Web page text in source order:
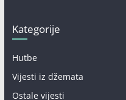
Kategorije
Hutbe
Vijesti iz džemata
Ostale vijesti